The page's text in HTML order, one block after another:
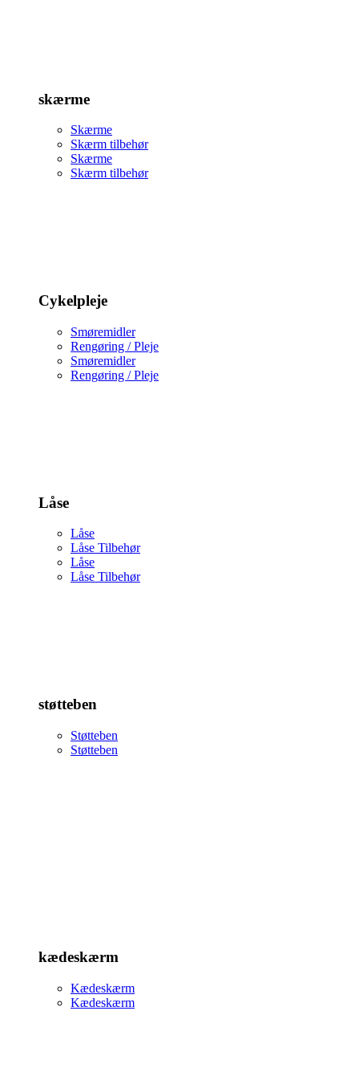
skærme
Skærme
Skærm tilbehør
Skærme
Skærm tilbehør
Cykelpleje
Smøremidler
Rengøring / Pleje
Smøremidler
Rengøring / Pleje
Låse
Låse
Låse Tilbehør
Låse
Låse Tilbehør
støtteben
Støtteben
Støtteben
kædeskærm
Kædeskærm
Kædeskærm